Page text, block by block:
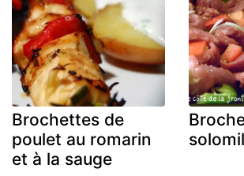
Brochettes de
poulet au romarin
et à la sauge